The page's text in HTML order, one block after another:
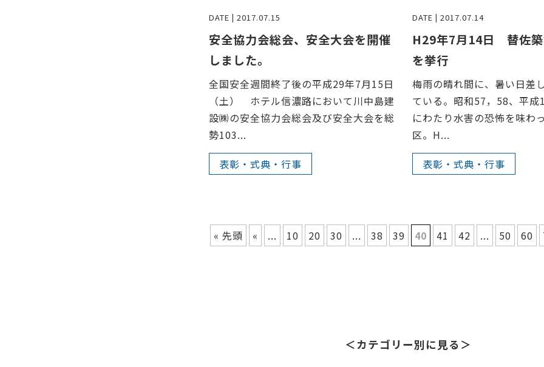
DATE | 2017.07.15
安全協力会総会、安全大会を開催
しました。
全国安全週間終了後の平成29年7月15日
（土） ホテル信濃路において川中島建
設㈱の安全協力会総会及び安全大会を総
勢103...
表彰・式典・行事
DATE | 2017.07.14
H29年7月14日 替佐
を挙行
梅雨の晴れ間に、暑い日差
ている。昭和57，58、平
にわたり水害の恐怖を味わ
区。H...
表彰・式典・行事
« 先頭 « ... 10 20 30 ... 38 39 40 41 42 ... 50 60
＜カテゴリー別に見る＞